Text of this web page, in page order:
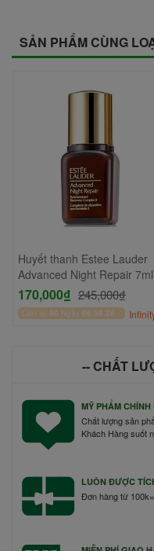
SẢN PHẨM CÙNG
Huyết thanh Estee Lauder
Advanced Night Repair 7ml
170,000₫ 245,000₫
Còn lại 00 Ngày 06:59:26
-- CHẤT
MỸ PHẨM CHÍNH
Chất lượng sản
Khách Hàng suốt
LUÔN ĐƯỢC
Đơn hàng từ